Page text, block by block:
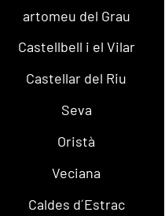
artomeu del Grau
Castellbell i el Vilar
Castellar del Riu
Seva
Oristà
Veciana
Caldes d´Estrac